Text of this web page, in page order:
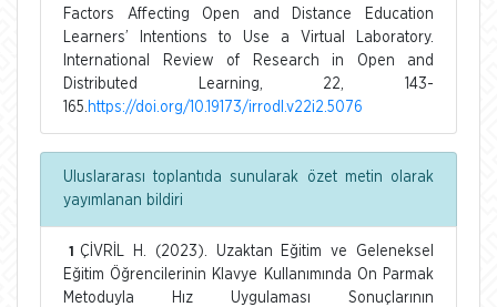
Factors Affecting Open and Distance Education
Learners’ Intentions to Use a Virtual Laboratory.
International Review of Research in Open and
Distributed Learning, 22, 143-
165. https://doi.org/10.19173/irrodl.v22i2.5076
Uluslararası toplantıda sunularak özet metin olarak
yayımlanan bildiri
1
ÇİVRİL H. (2023). Uzaktan Eğitim ve Geleneksel
Eğitim Öğrencilerinin Klavye Kullanımında On Parmak
Metoduyla Hız Uygulaması Sonuçlarının